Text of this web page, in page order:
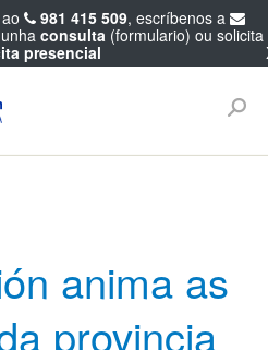
anima as
provincia
981 415 509, escríbenos a
consulta(formulario) ou solicita
presencial